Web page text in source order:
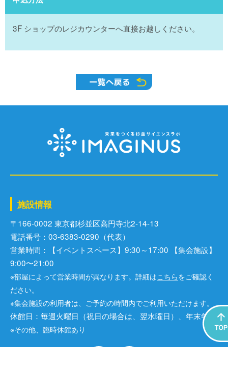
3F ショップのレジカウンターへ直接お越しください。
施設情報
〒166-0002 東京都杉並区⾼円寺北2-14-13
電話番号：03-6383-0290（代表）
営業時間：【イベントスペース】9:30～17:00 【集会施設】
9:00〜21:00
※部屋によって営業時間が異なります。詳細はこちらをご確認く
ださい。
※集会施設の利用者は、ご予約の時間内でご利用いただけます。
休館日：毎週火曜日（祝日の場合は、翌水曜日）、年末年始
※その他、臨時休館あり